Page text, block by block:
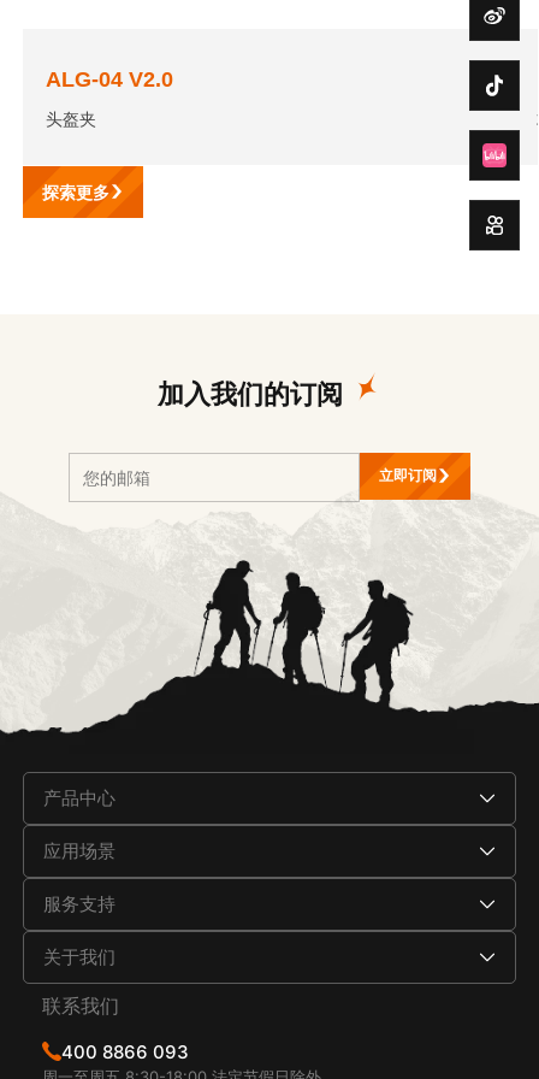
ALG-04 V2.0
头盔夹
探索更多
加入我们的订阅
立即订阅
产品中心
应用场景
服务支持
关于我们
联系我们
400 8866 093